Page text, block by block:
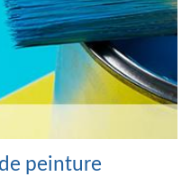
peinture